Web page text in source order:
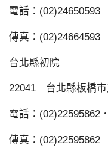
電話：(02)24650593
傳真：(02)24664593
台北縣初院
22041 台北縣板橋市
電話：(02)22595862
傳真：(02)22595862